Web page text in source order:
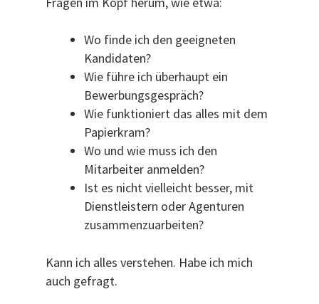
Wo finde ich den geeigneten
Kandidaten?
Wie führe ich überhaupt ein
Bewerbungsgespräch?
Wie funktioniert das alles mit dem
Papierkram?
Wo und wie muss ich den
Mitarbeiter anmelden?
Ist es nicht vielleicht besser, mit
Dienstleistern oder Agenturen
zusammenzuarbeiten?
Kann ich alles verstehen. Habe ich mich
auch gefragt.